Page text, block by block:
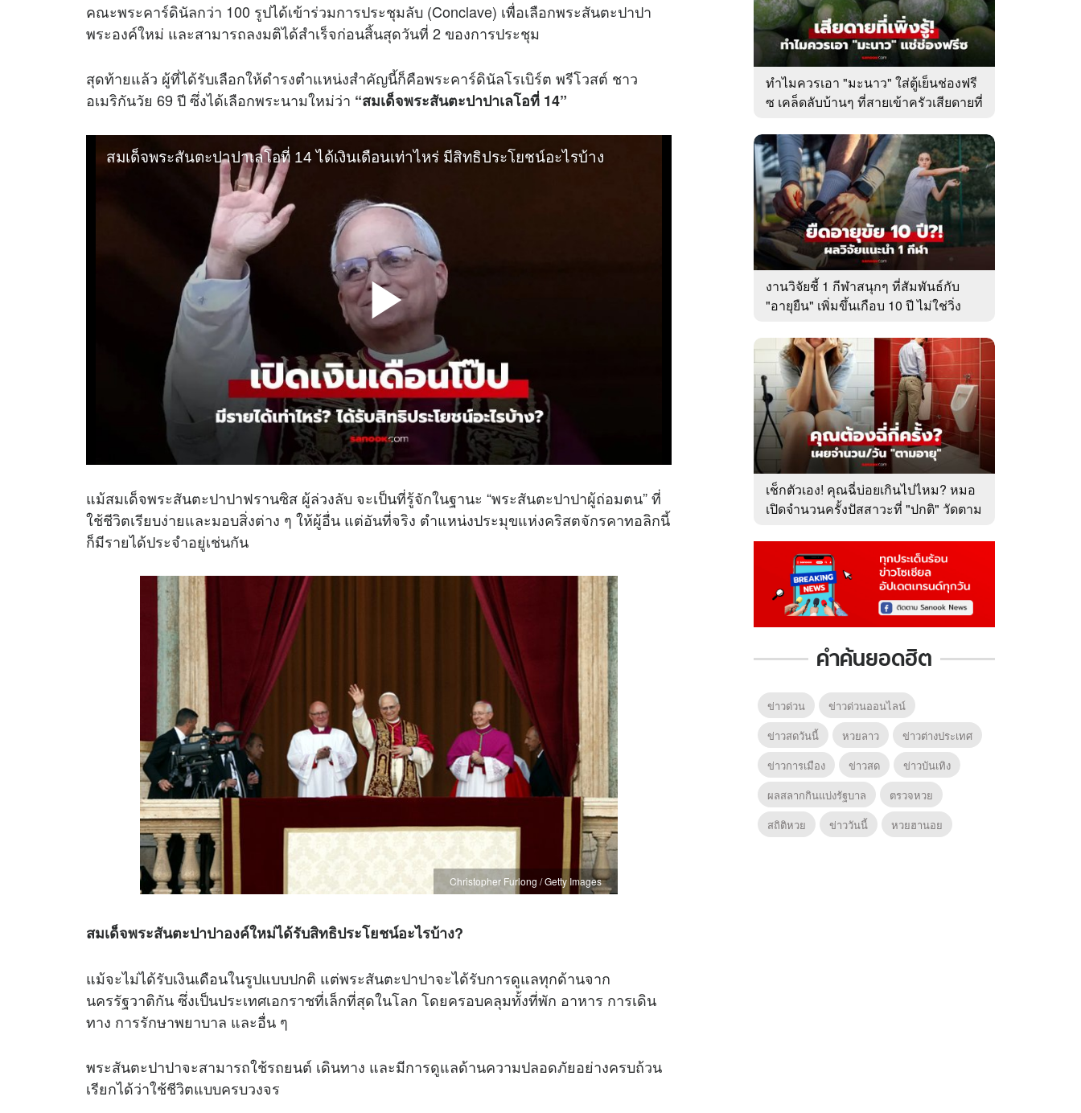
คณะพระคาร์ดินัลกว่า 100 รูปได้เข้าร่วมการประชุมลับ (Conclave) เพื่อเลือกพระสันตะปาปา
พระองค์ใหม่ และสามารถลงมติได้สำเร็จก่อนสิ้นสุดวันที่ 2 ของการประชุม
สุดท้ายแล้ว ผู้ที่ได้รับเลือกให้ดำรงตำแหน่งสำคัญนี้ก็คือพระคาร์ดินัลโรเบิร์ต พรีโวสต์ ชาว
อเมริกันวัย 69 ปี ซึ่งได้เลือกพระนามใหม่ว่า “สมเด็จพระสันตะปาปาเลโอที่ 14”
แม้สมเด็จพระสันตะปาปาฟรานซิส ผู้ล่วงลับ จะเป็นที่รู้จักในฐานะ “พระสันตะปาปาผู้ถ่อมตน” ที่
ใช้ชีวิตเรียบง่ายและมอบสิ่งต่าง ๆ ให้ผู้อื่น แต่อันที่จริง ตำแหน่งประมุขแห่งคริสตจักรคาทอลิกนี้
ก็มีรายได้ประจำอยู่เช่นกัน
Christopher Furlong / Getty Images
สมเด็จพระสันตะปาปาองค์ใหม่ได้รับสิทธิประโยชน์อะไรบ้าง?
แม้จะไม่ได้รับเงินเดือนในรูปแบบปกติ แต่พระสันตะปาปาจะได้รับการดูแลทุกด้านจาก
นครรัฐวาติกัน ซึ่งเป็นประเทศเอกราชที่เล็กที่สุดในโลก โดยครอบคลุมทั้งที่พัก อาหาร การเดิน
ทาง การรักษาพยาบาล และอื่น ๆ
พระสันตะปาปาจะสามารถใช้รถยนต์ เดินทาง และมีการดูแลด้านความปลอดภัยอย่างครบถ้วน
เรียกได้ว่าใช้ชีวิตแบบครบวงจร
ทำไมควรเอา "มะนาว" ใส่ตู้เย็นช่องฟรี
ซ เคล็ดลับบ้านๆ ที่สายเข้าครัวเสียดายที่
งานวิจัยชี้ 1 กีฬาสนุกๆ ที่สัมพันธ์กับ
"อายุยืน" เพิ่มขึ้นเกือบ 10 ปี ไม่ใช่วิ่ง
เช็กตัวเอง! คุณฉี่บ่อยเกินไปไหม? หมอ
เปิดจำนวนครั้งปัสสาวะที่ "ปกติ" วัดตาม
คำค้นยอดฮิต
ข่าวด่วน
ข่าวด่วนออนไลน์
ข่าวสดวันนี้
หวยลาว
ข่าวต่างประเทศ
ข่าวการเมือง
ข่าวสด
ข่าวบันเทิง
ผลสลากกินแบ่งรัฐบาล
ตรวจหวย
สถิติหวย
ข่าววันนี้ หวยฮานอย